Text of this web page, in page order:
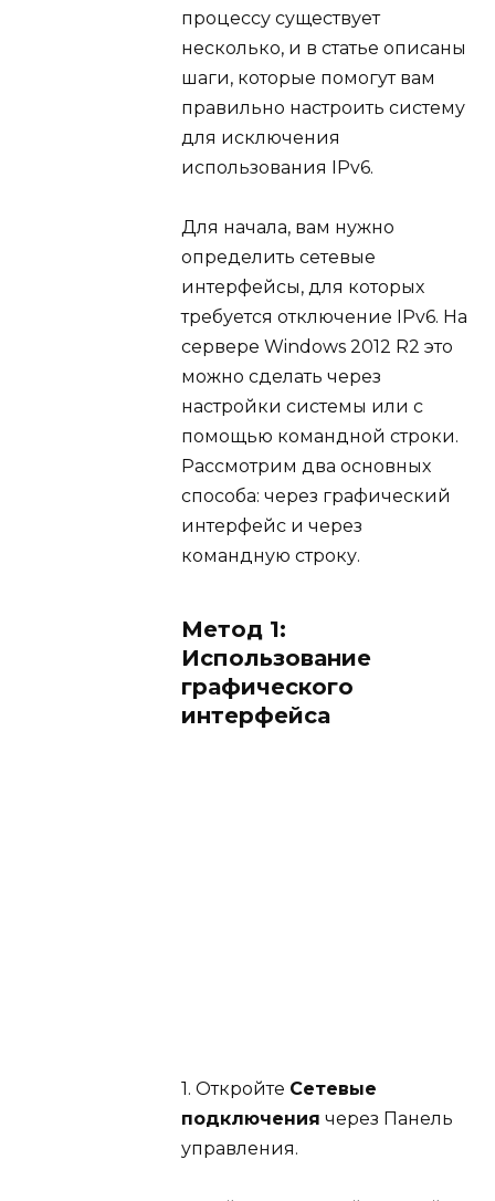
процессу существует
несколько, и в статье описаны
шаги, которые помогут вам
правильно настроить систему
для исключения
использования IPv6.
Для начала, вам нужно
определить сетевые
интерфейсы, для которых
требуется отключение IPv6. На
сервере Windows 2012 R2 это
можно сделать через
настройки системы или с
помощью командной строки.
Рассмотрим два основных
способа: через графический
интерфейс и через
командную строку.
Метод 1:
Использование
графического
интерфейса
1. Откройте Сетевые
подключения через Панель
управления.